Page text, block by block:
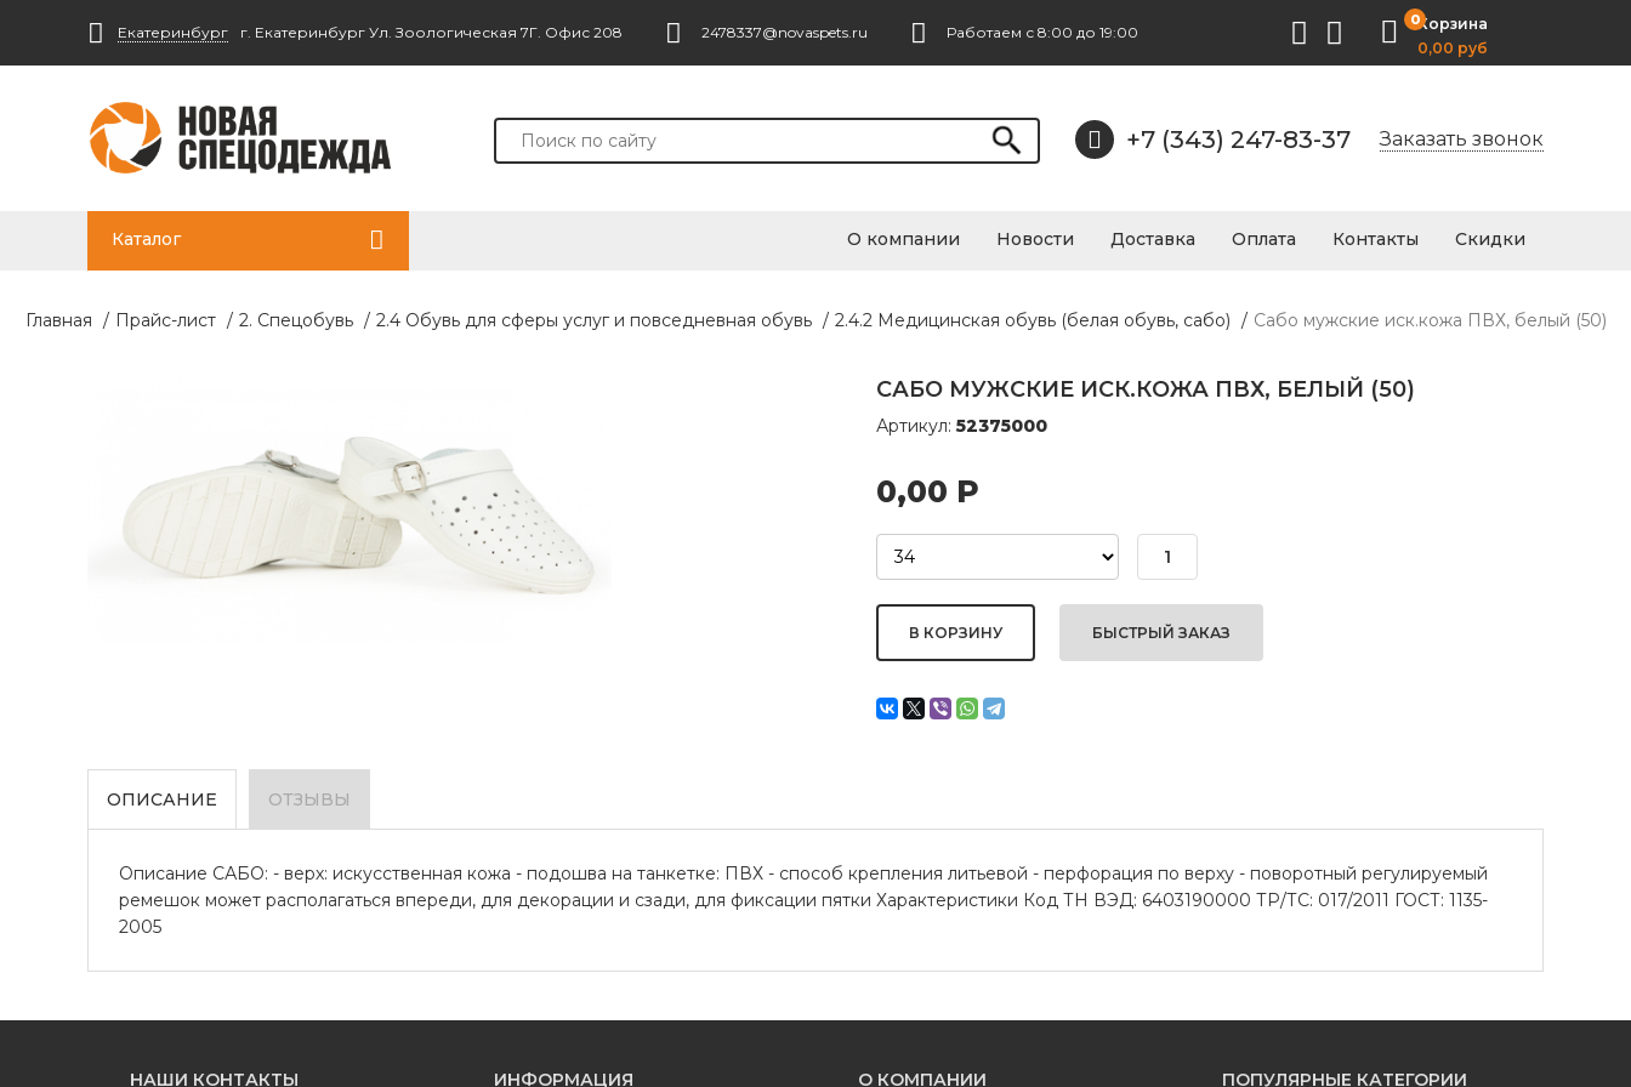
Екатеринбург г. Екатеринбург Ул. Зоологическая 7Г. Офис 208 2478337@novaspets.ru Работаем с 8:00 до 19:00
0Корзина
0,00 руб
+7 (343) 247-83-37 Заказать звонок
Каталог О компании Новости Доставка Оплата Контакты Скидки
Главная / Прайс-лист / 2. Спецобувь / 2.4 Обувь для сферы услуг и повседневная обувь / 2.4.2 Медицинская обувь (белая обувь, сабо) / Сабо мужские иск.кожа ПВХ, белый (50)
САБО МУЖСКИЕ ИСК.КОЖА ПВХ, БЕЛЫЙ (50)
Артикул: 52375000
0,00 Р
БЫСТРЫЙ ЗАКАЗ
ОПИСАНИЕ ОТЗЫВЫ
Описание САБО: - верх: искусственная кожа - подошва на танкетке: ПВХ - способ крепления литьевой - перфорация по верху - поворотный регулируемый
ремешок может располагаться впереди, для декорации и сзади, для фиксации пятки Характеристики Код ТН ВЭД: 6403190000 ТР/ТС: 017/2011 ГОСТ: 1135-
2005
НАШИ КОНТАКТЫ ИНФОРМАЦИЯ О КОМПАНИИ ПОПУЛЯРНЫЕ КАТЕГОРИИ